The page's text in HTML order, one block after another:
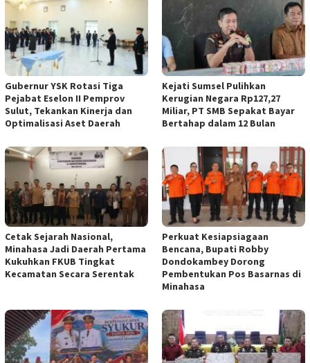
Gubernur YSK Rotasi Tiga
Pejabat Eselon II Pemprov
Sulut, Tekankan Kinerja dan
Optimalisasi Aset Daerah
Kejati Sumsel Pulihkan
Kerugian Negara Rp127,27
Miliar, PT SMB Sepakat Bayar
Bertahap dalam 12 Bulan
Cetak Sejarah Nasional,
Minahasa Jadi Daerah Pertama
Kukuhkan FKUB Tingkat
Kecamatan Secara Serentak
Perkuat Kesiapsiagaan
Bencana, Bupati Robby
Dondokambey Dorong
Pembentukan Pos Basarnas di
Minahasa